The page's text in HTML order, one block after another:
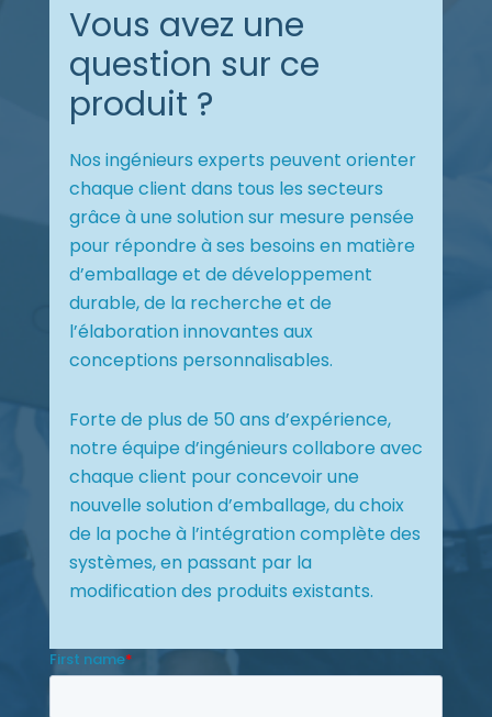
Vous avez une
question sur ce
produit ?
Nos ingénieurs experts peuvent orienter
chaque client dans tous les secteurs
grâce à une solution sur mesure pensée
pour répondre à ses besoins en matière
d’emballage et de développement
durable, de la recherche et de
l’élaboration innovantes aux
conceptions personnalisables.
Forte de plus de 50 ans d’expérience,
notre équipe d’ingénieurs collabore avec
chaque client pour concevoir une
nouvelle solution d’emballage, du choix
de la poche à l’intégration complète des
systèmes, en passant par la
modification des produits existants.